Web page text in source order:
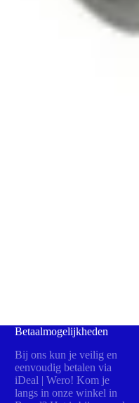
Betaalmogelijkheden
Bij ons kun je veilig en
eenvoudig betalen via
iDeal | Wero! Kom je
langs in onze winkel in